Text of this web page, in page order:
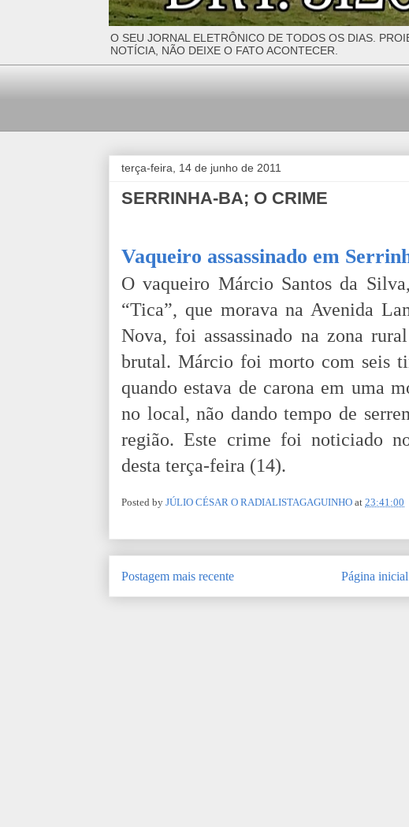
O SEU JORNAL ELETRÔNICO DE TODOS OS DIAS.
NOTÍCIA, NÃO DEIXE O FATO ACONTECER.
terça-feira, 14 de junho de 2011
SERRINHA-BA; O CRIME
Vaqueiro assassinado em
O vaqueiro Márcio Santos da
“Tica”, que morava na Avenida
Nova, foi assassinado na zona
brutal. Márcio foi morto com seis
quando estava de carona em uma
no local, não dando tempo de
região. Este crime foi noticiado
desta terça-feira (14).
Posted by JÚLIO CÉSAR O RADIALISTAGAGUINHO at 23:41:00
Postagem mais recente Página inicial